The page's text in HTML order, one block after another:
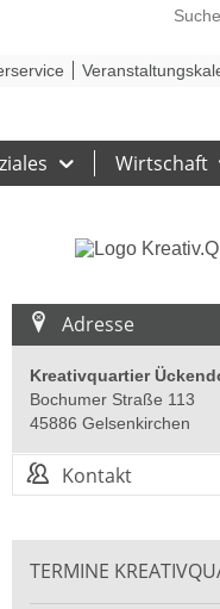
Wirtschaft
Adresse
Kreativquartier
Bochumer Straße 113
45886 Gelsenkirchen
Kontakt
TERMINE